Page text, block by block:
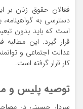
فعالان حقوق زنان بر
دسترسی به
است که باید بدون
قرار گیرد. این
عدالت اجتماعی و
کار قرار گرفته است.
توصیه پلیس و